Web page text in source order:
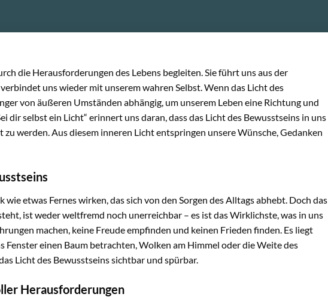
die Herausforderungen des Lebens begleiten. Sie führt uns aus der
uns wieder mit unserem wahren Selbst. Wenn das Licht des
von äußeren Umständen abhängig, um unserem Leben eine Richtung und
dir selbst ein Licht“ erinnert uns daran, dass das Licht des Bewusstseins in uns
werden. Aus diesem inneren Licht entspringen unsere Wünsche, Gedanken
etwas Fernes wirken, das sich von den Sorgen des Alltags abhebt. Doch das
ist weder weltfremd noch unerreichbar – es ist das Wirklichste, was in uns
machen, keine Freude empfinden und keinen Frieden finden. Es liegt
einen Baum betrachten, Wolken am Himmel oder die Weite des
Licht des Bewusstseins sichtbar und spürbar.
Herausforderungen